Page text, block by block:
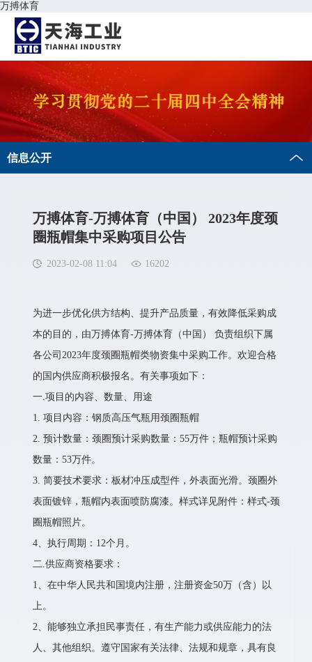
万搏体育
信息公开
万搏体育-万搏体育（中国） 2023年度颈
圈瓶帽集中采购项目公告
2023-02-08 11:04 16202
为进一步优化供方结构、提升产品质量，有效降低采购成
本的目的，由万搏体育-万搏体育（中国） 负责组织下属
各公司2023年度颈圈瓶帽类物资集中采购工作。欢迎合格
的国内供应商积极报名。有关事项如下：
一.项目的内容、数量、用途
1. 项目内容：钢质高压气瓶用颈圈瓶帽
2. 预计数量：颈圈预计采购数量：55万件；瓶帽预计采购
数量：53万件。
3. 简要技术要求：板材冲压成型件，外表面光滑。颈圈外
表面镀锌，瓶帽内表面喷防腐漆。样式详见附件：样式-颈
圈瓶帽照片。
4、执行周期：12个月。
二.供应商资格要求：
1、在中华人民共和国境内注册，注册资金50万（含）以
上。
2、能够独立承担民事责任，有生产能力或供应能力的法
人、其他组织。遵守国家有关法律、法规和规章，具有良